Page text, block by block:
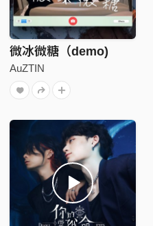
微冰微糖（demo)
AuZTIN